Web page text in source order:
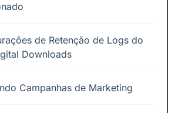
de Retenção de Logs do
Downloads
Campanhas de Marketing